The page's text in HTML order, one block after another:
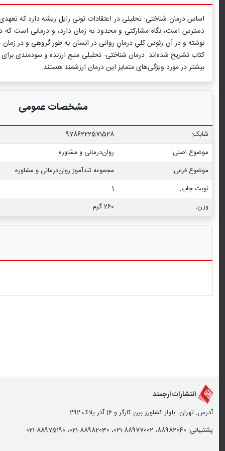
اساس درمان شناختی- تحلیلی در اعتقادات تونی رایل ریشه دارد که
دسترس است، نگاه مشارکتی و محدود به زمان دارد، و درمانی است که در
کتاب تشریح شده‌اند. درمان شناختی- تحلیلی منبع ارزنده و سودمندی
بیشتر در مورد ویژگی‌های متمایز این درمان ارزشمند هستند.
مشخصات عمومی
شابک:
9786222571528
موضوع اصلی:
روان‌درمانی و مشاوره
موضوع فرعی:
مجموعه تندآموز روان‌درمانی و مشاوره
نوبت چاپ:
1
وزن:
260 گرم
انتشارات ارجمند
آدرس: تهران، بلوار کشاورز بین کارگر و 16 آذر پلاک 292
پشتیبانی: 88982040، 88977002-021، 88982030-021، 88975190-021